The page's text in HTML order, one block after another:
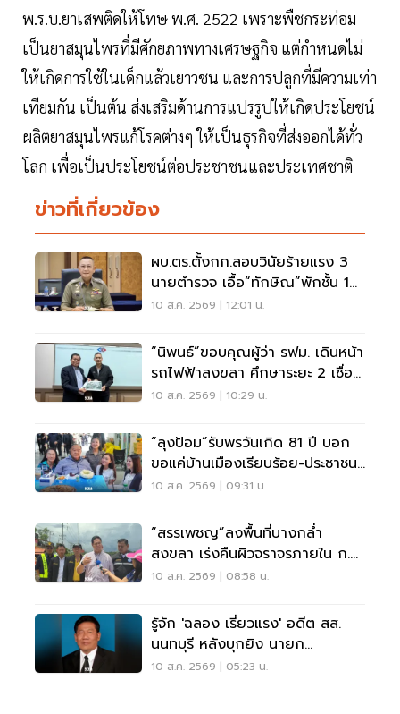
พ.ร.บ.ยาเสพติดให้โทษ พ.ศ. 2522 เพราะพืชกระท่อม
เป็นยาสมุนไพรที่มีศักยภาพทางเศรษฐกิจ แต่กำหนดไม่
ให้เกิดการใช้ในเด็กแล้วเยาวชน และการปลูกที่มีความเท่า
เทียมกัน เป็นต้น ส่งเสริมด้านการแปรรูปให้เกิดประโยชน์
ผลิตยาสมุนไพรแก้โรคต่างๆ ให้เป็นธุรกิจที่ส่งออกได้ทั่ว
โลก เพื่อเป็นประโยชน์ต่อประชาชนและประเทศชาติ
ข่าวที่เกี่ยวข้อง
ผบ.ตร.ตั้งกก.สอบวินัยร้ายแรง 3
นายตำรวจ เอื้อ“ทักษิณ”พักชั้น 14
รพ.ตำรวจ
10 ส.ค. 2569 | 12:01 น.
“นิพนธ์”ขอบคุณผู้ว่า รฟม. เดินหน้า
รถไฟฟ้าสงขลา ศึกษาระยะ 2 เชื่อม
สนามบิน
10 ส.ค. 2569 | 10:29 น.
“ลุงป้อม”รับพรวันเกิด 81 ปี บอก
ขอแค่บ้านเมืองเรียบร้อย-ประชาชน
มีความสุข
10 ส.ค. 2569 | 09:31 น.
“สรรเพชญ”ลงพื้นที่บางกล่ำ
สงขลา เร่งคืนผิวจราจรภายใน ก.ย.
2569
10 ส.ค. 2569 | 08:58 น.
รู้จัก 'ฉลอง เรี่ยวแรง' อดีต สส.
นนทบุรี หลังบุกยิง นายก
อบจ.นนทบุรี บาดเจ็บสาหัส
10 ส.ค. 2569 | 05:23 น.